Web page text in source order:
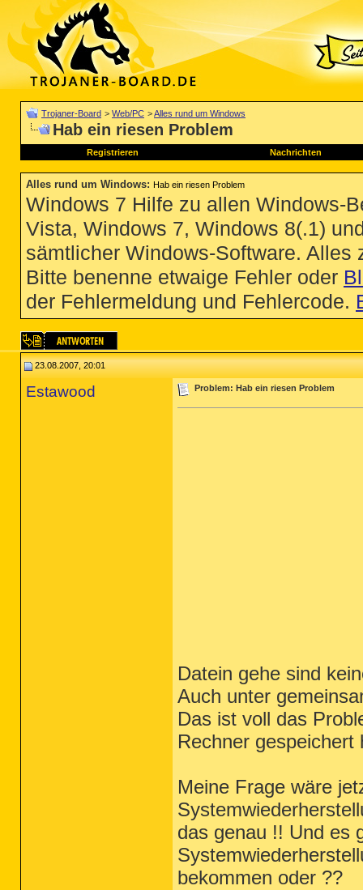
Trojaner-Board > Web/PC >Alles rund um Windows
Hab ein riesen Problem
Registrieren Nachrichten
Alles rund um Windows: Hab ein riesen Problem
Windows 7 Hilfe zu allen Windows-
Vista, Windows 7, Windows 8(.1)
sämtlicher Windows-Software.
Bitte benenne etwaige Fehler oder
der Fehlermeldung und Fehlercode.
23.08.2007, 20:01
Estawood Problem: Hab ein riesen Problem
Datein gehe sind
Auch unter
Das ist voll das
Rechner
Meine Frage wäre
das genau !! Und es
bekommen oder ??